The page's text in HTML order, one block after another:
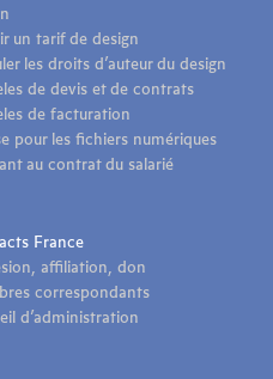
un tarif de design
les droits d’auteur du design
de devis et de contrats
de facturation
pour les fichiers numériques
au contrat du salarié
France
affiliation, don
correspondants
d’administration